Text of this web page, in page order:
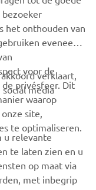
bezoeker
het onthouden van
eveneens
voor de
privésfeer. Dit
waarop
site,
te optimaliseren.
verklaart,
media
u relevante
te laten zien en u
op maat via
met inbegrip